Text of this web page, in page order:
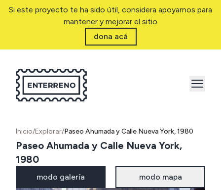
Si este proyecto te ha sido útil, considera apoyarnos para
mantener y mejorar el sitio
dona acá
Inicio/Explorar/Paseo Ahumada y Calle Nueva York, 1980
Paseo Ahumada y Calle Nueva York,
1980
modo galería modo mapa